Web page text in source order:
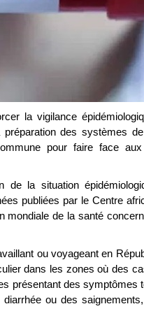
la vigilance
des systèmes
pour faire face aux
de la situation
publiées par le Centre
de la santé
ou voyageant en
dans les zones où des
présentant des symptômes
ou des